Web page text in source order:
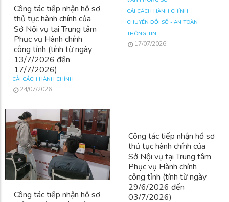
Công tác tiếp nhận hồ sơ
thủ tục hành chính của
Sở Nội vụ tại Trung tâm
Phục vụ Hành chính
công tỉnh (tính từ ngày
13/7/2026 đến
17/7/2026)
CẢI CÁCH HÀNH CHÍNH
24/07/2026
Sở Nội vụ tham dự họp
Tổ công tác triển khai
Chiến dịch rà soát, làm
sạch, xây dựng dữ liệu
và thực hiện Đề án 06